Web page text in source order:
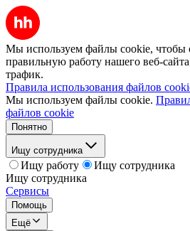
Мы используем файлы cookie, чтобы
правильную работу нашего веб-
трафик.
Правила использования файлов
Мы используем файлы cookie.
файлов cookie
Понятно
Ищу сотрудника
Ищу работу
Ищу сотрудника
Ищу сотрудника
Сервисы
Помощь
Ещё